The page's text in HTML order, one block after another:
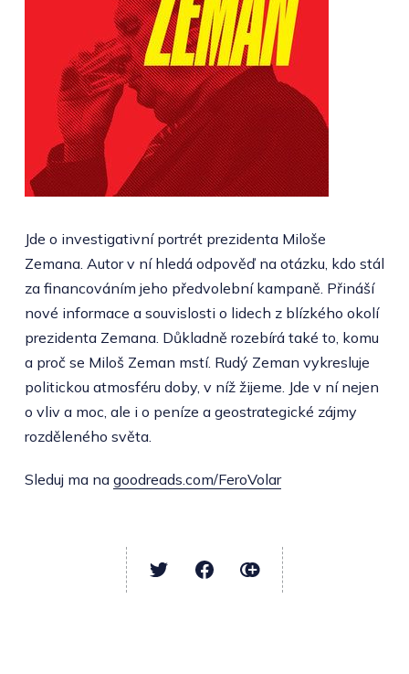
Jde o investigativní portrét prezidenta Miloše
Zemana. Autor v ní hledá odpověď na otázku, kdo stál
za financováním jeho předvolební kampaně. Přináší
nové informace a souvislosti o lidech z blízkého okolí
prezidenta Zemana. Důkladně rozebírá také to, komu
a proč se Miloš Zeman mstí. Rudý Zeman vykresluje
politickou atmosféru doby, v níž žijeme. Jde v ní nejen
o vliv a moc, ale i o peníze a geostrategické zájmy
rozděleného světa.
Sleduj ma na goodreads.com/FeroVolar